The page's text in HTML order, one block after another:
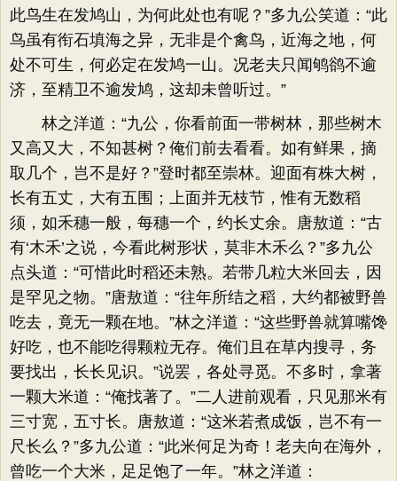
此鸟生在发鸠山，为何此处也有呢？”多九公笑道：“此
鸟虽有衔石填海之异，无非是个禽鸟，近海之地，何
处不可生，何必定在发鸠一山。况老夫只闻鸲鹆不逾
济，至精卫不逾发鸠，这却未曾听过。”
林之洋道：“九公，你看前面一带树林，那些树木
又高又大，不知甚树？俺们前去看看。如有鲜果，摘
取几个，岂不是好？”登时都至崇林。迎面有株大树，
长有五丈，大有五围；上面并无枝节，惟有无数稻
须，如禾穗一般，每穗一个，约长丈余。唐敖道：“古
有‘木禾’之说，今看此树形状，莫非木禾么？”多九公
点头道：“可惜此时稻还未熟。若带几粒大米回去，因
是罕见之物。”唐敖道：“往年所结之稻，大约都被野兽
吃去，竟无一颗在地。”林之洋道：“这些野兽就算嘴馋
好吃，也不能吃得颗粒无存。俺们且在草内搜寻，务
要找出，长长见识。”说罢，各处寻觅。不多时，拿著
一颗大米道：“俺找著了。”二人进前观看，只见那米有
三寸宽，五寸长。唐敖道：“这米若煮成饭，岂不有一
尺长么？”多九公道：“此米何足为奇！老夫向在海外，
曾吃一个大米，足足饱了一年。”林之洋道：